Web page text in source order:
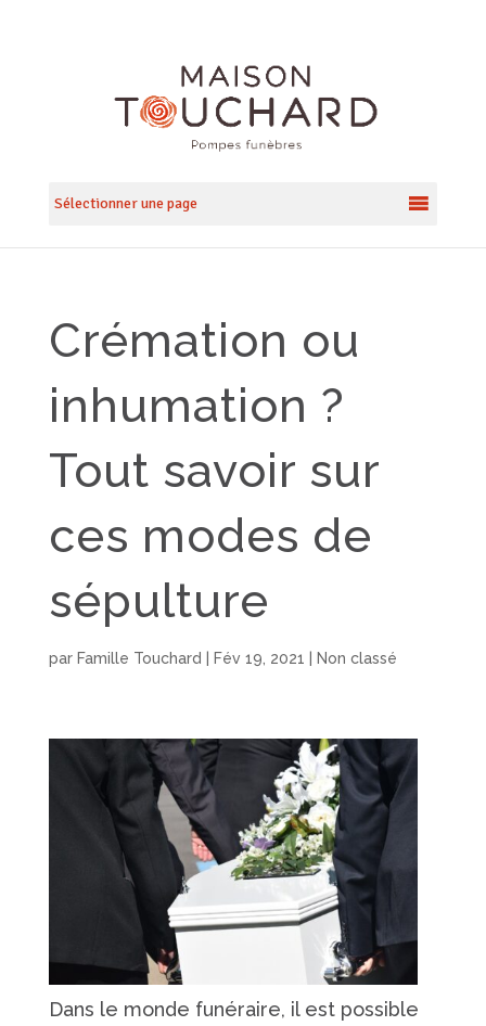
Sélectionner une page
Crémation ou
inhumation ?
Tout savoir sur
ces modes de
sépulture
par Famille Touchard Fév 19, 2021 Non classé
Dans le monde funéraire, il est possible